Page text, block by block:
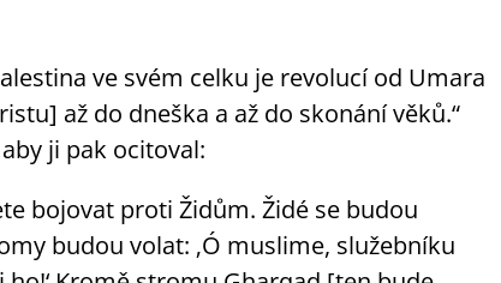
ve svém celku je revolucí od Umara
až do dneška a až do skonání věků.“
ji pak ocitoval:
bojovat proti Židům. Židé se budou
budou volat: ‚Ó muslime, služebníku